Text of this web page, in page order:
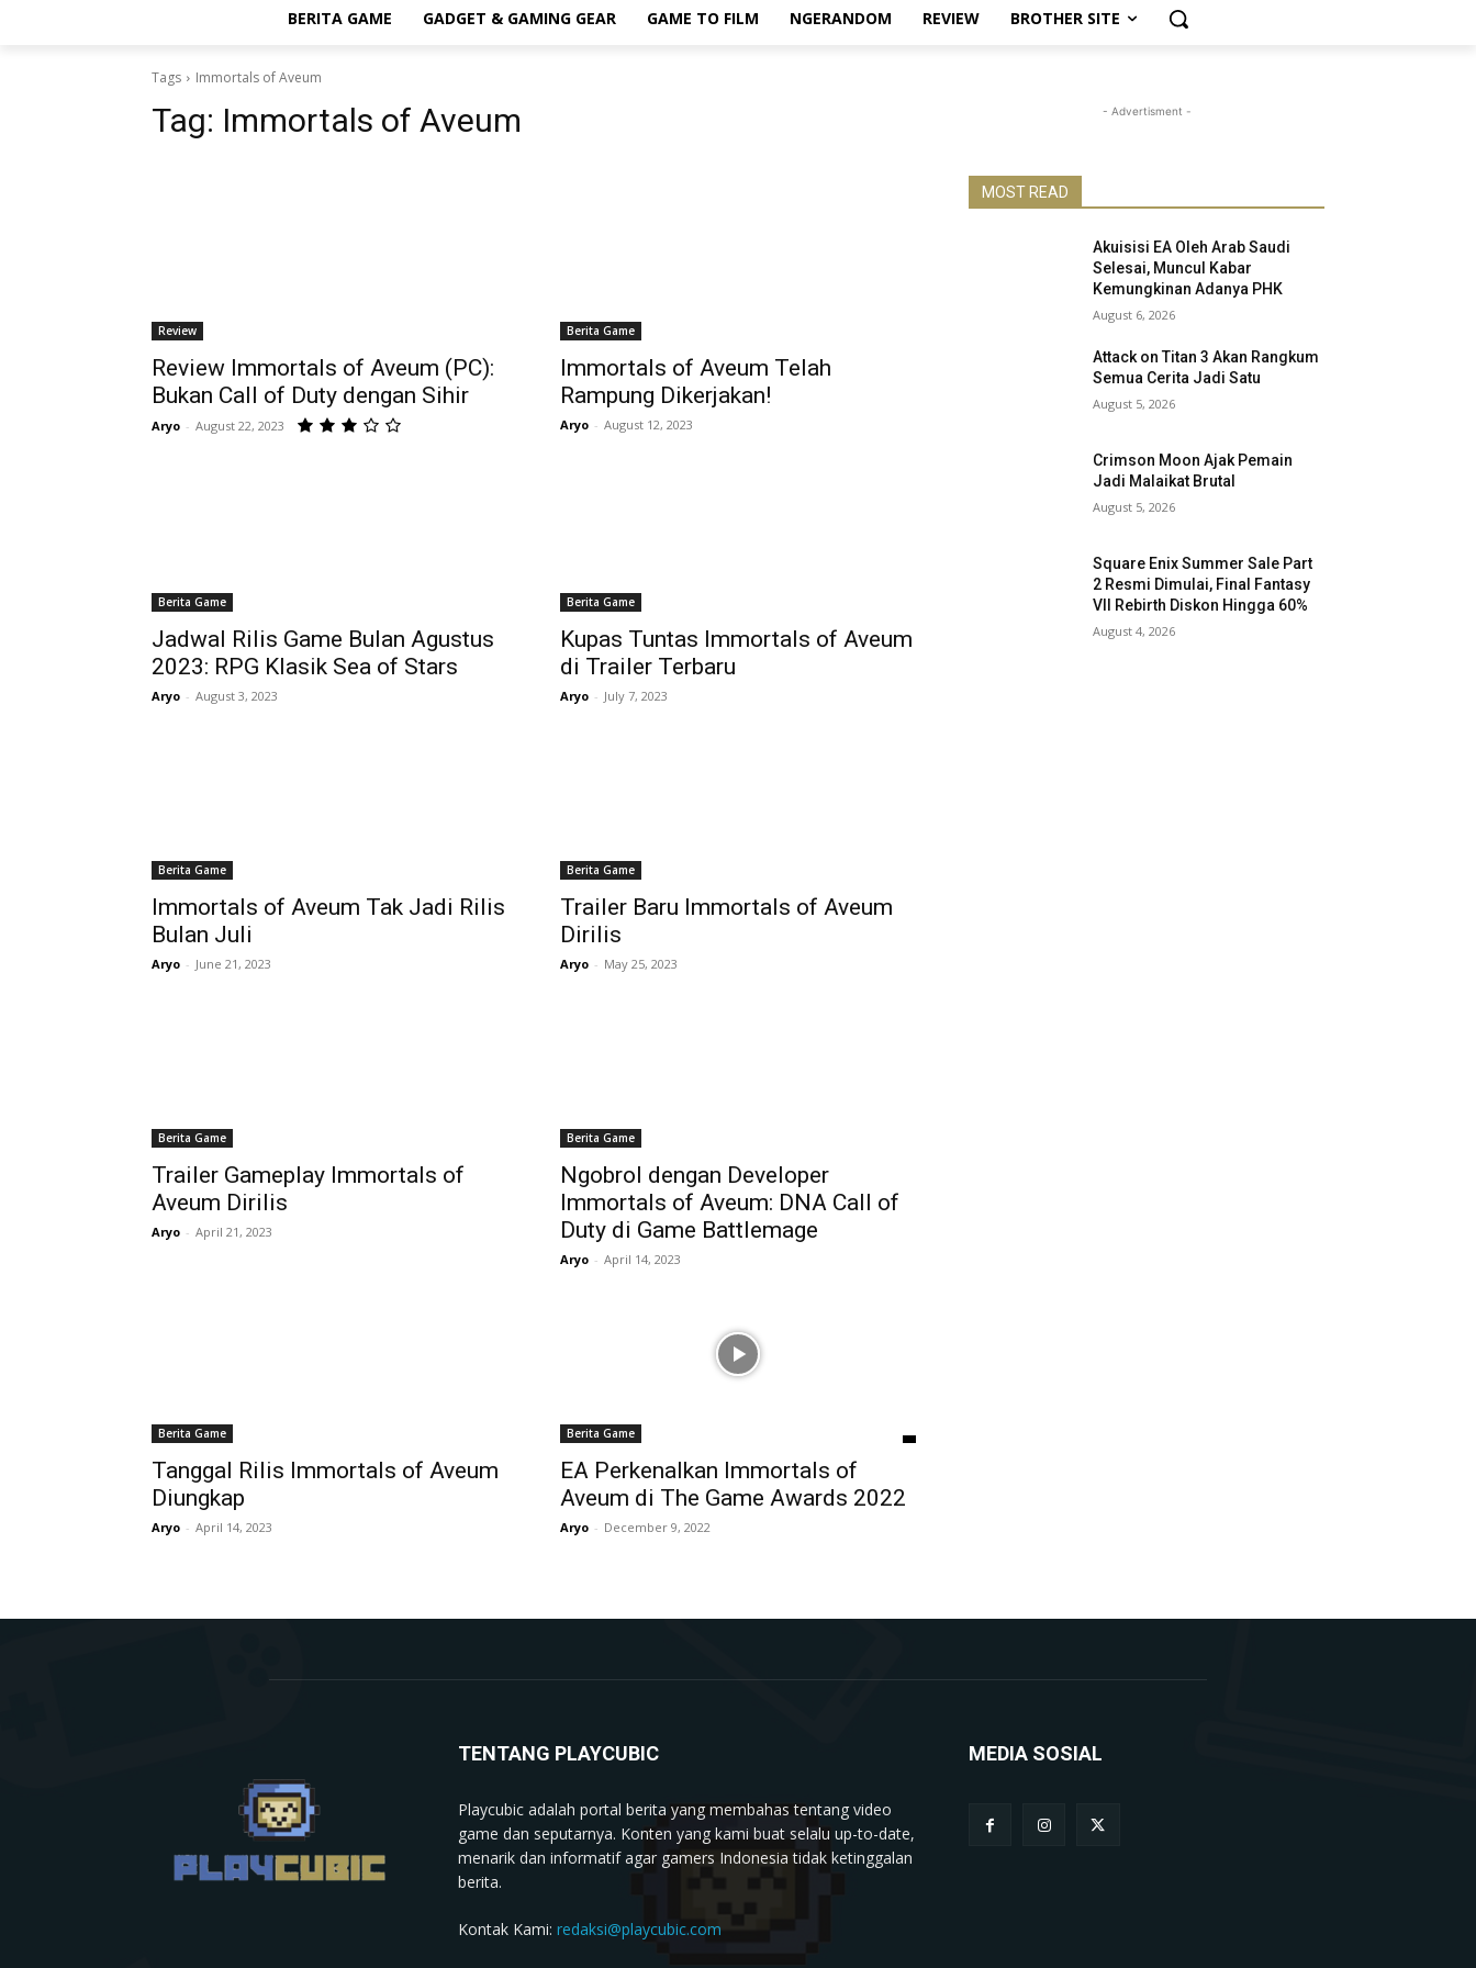
BERITA GAME GADGET & GAMING GEAR GAME TO FILM NGERANDOM REVIEW BROTHER SITE
Tags Immortals of Aveum
Tag: Immortals of Aveum
Review
Review Immortals of Aveum (PC):
Bukan Call of Duty dengan Sihir
Aryo - August 22, 2023
Berita Game
Immortals of Aveum Telah
Rampung Dikerjakan!
Aryo - August 12, 2023
Berita Game
Jadwal Rilis Game Bulan Agustus
2023: RPG Klasik Sea of Stars
Aryo - August 3, 2023
Berita Game
Kupas Tuntas Immortals of Aveum
di Trailer Terbaru
Aryo - July 7, 2023
Berita Game
Immortals of Aveum Tak Jadi Rilis
Bulan Juli
Aryo - June 21, 2023
Berita Game
Trailer Baru Immortals of Aveum
Dirilis
Aryo - May 25, 2023
Berita Game
Trailer Gameplay Immortals of
Aveum Dirilis
Aryo - April 21, 2023
Berita Game
Ngobrol dengan Developer
Immortals of Aveum: DNA Call of
Duty di Game Battlemage
Aryo - April 14, 2023
Berita Game
Tanggal Rilis Immortals of Aveum
Diungkap
Aryo - April 14, 2023
Berita Game
EA Perkenalkan Immortals of
Aveum di The Game Awards 2022
Aryo - December 9, 2022
- Advertisment -
MOST READ
Akuisisi EA Oleh Arab Saudi
Selesai, Muncul Kabar
Kemungkinan Adanya PHK
August 6, 2026
Attack on Titan 3 Akan Rangkum
Semua Cerita Jadi Satu
August 5, 2026
Crimson Moon Ajak Pemain
Jadi Malaikat Brutal
August 5, 2026
Square Enix Summer Sale Part
2 Resmi Dimulai, Final Fantasy
VII Rebirth Diskon Hingga 60%
August 4, 2026
TENTANG PLAYCUBIC
Playcubic adalah portal berita yang membahas tentang video
game dan seputarnya. Konten yang kami buat selalu up-to-date,
menarik dan informatif agar gamers Indonesia tidak ketinggalan
berita.
Kontak Kami: redaksi@playcubic.com
MEDIA SOSIAL